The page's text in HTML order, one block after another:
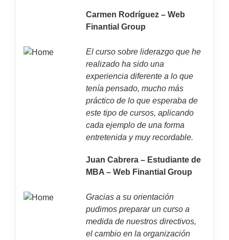
Carmen Rodríguez – Web
Finantial Group
El curso sobre liderazgo que he
realizado ha sido una
experiencia diferente a lo que
tenía pensado, mucho más
práctico de lo que esperaba de
este tipo de cursos, aplicando
cada ejemplo de una forma
entretenida y muy recordable.
Juan Cabrera – Estudiante de
MBA – Web Finantial Group
Gracias a su orientación
pudimos preparar un curso a
medida de nuestros directivos,
el cambio en la organización